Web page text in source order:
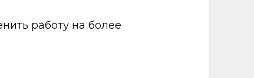
работу на более